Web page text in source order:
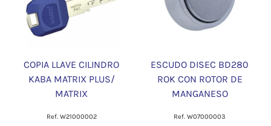
COPIA LLAVE CILINDRO
KABA MATRIX PLUS/
MATRIX
Ref. W21000002
ESCUDO DISEC BD280
ROK CON ROTOR DE
MANGANESO
Ref. W07000003